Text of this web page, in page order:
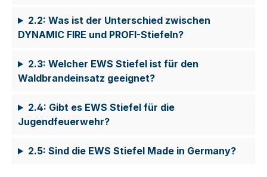
2.2: Was ist der Unterschied zwischen
DYNAMIC FIRE und PROFI-Stiefeln?
2.3: Welcher EWS Stiefel ist für den
Waldbrandeinsatz geeignet?
2.4: Gibt es EWS Stiefel für die
Jugendfeuerwehr?
2.5: Sind die EWS Stiefel Made in Germany?